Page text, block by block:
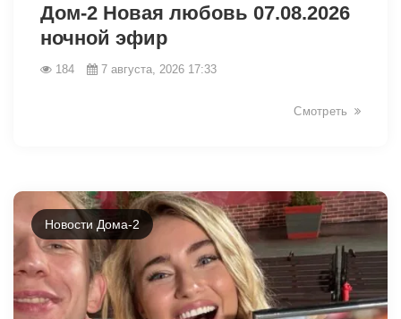
Дом-2 Новая любовь 07.08.2026
ночной эфир
184 7 августа, 2026 17:33
Смотреть
Новости Дома-2